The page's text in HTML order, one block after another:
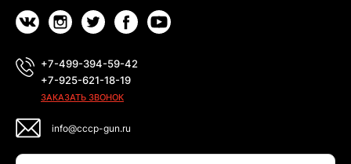
+7-499-394-59-42
+7-925-621-18-19
ЗАКАЗАТЬ ЗВОНОК
info@cccp-gun.ru